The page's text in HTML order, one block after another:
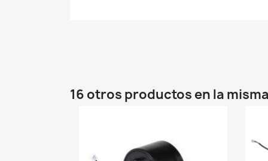
16 otros productos en la